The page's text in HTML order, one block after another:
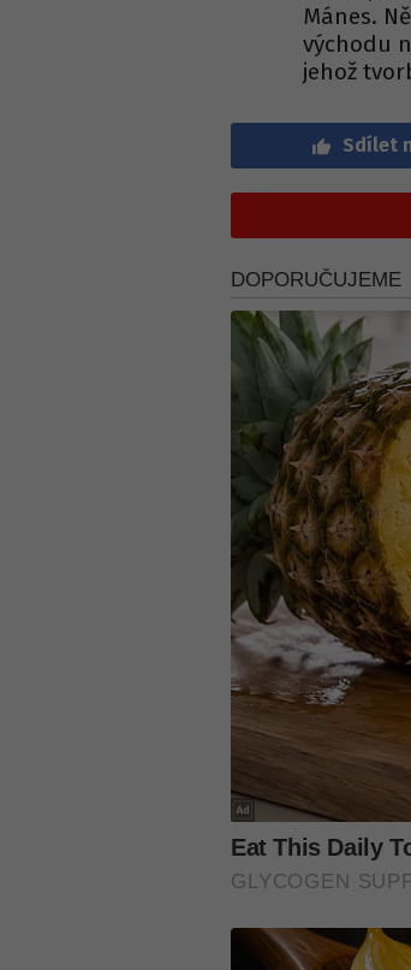
Mánes.
východu
jehož
Sdílet